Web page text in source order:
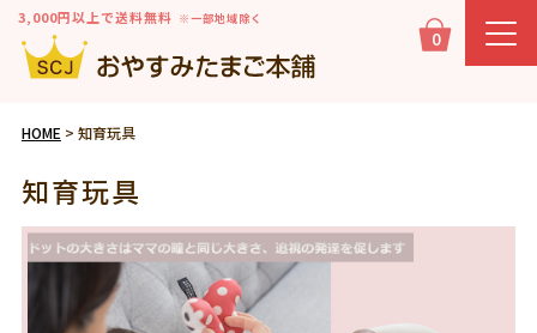
3,000円以上で送料無料 ※一部地域除く
0
HOME 知育玩具
知育玩具